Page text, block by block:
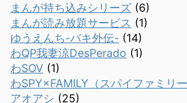
まんが持ち込みシリーズ (6)
まんが読み放題サービス (1)
ゆうえんち-バキ外伝- (14)
わQP我妻涼DesPerado (1)
わSOV (1)
わSPY×FAMILY（スパイファミリー
アオアシ (25)